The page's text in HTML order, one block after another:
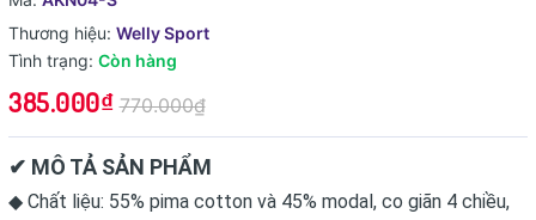
Thương hiệu: Welly Sport
Tình trạng: Còn hàng
385.000₫ 770.000₫
✔ MÔ TẢ SẢN PHẨM
◆ Chất liệu: 55% pima cotton và 45% modal, co giãn 4 chiều,